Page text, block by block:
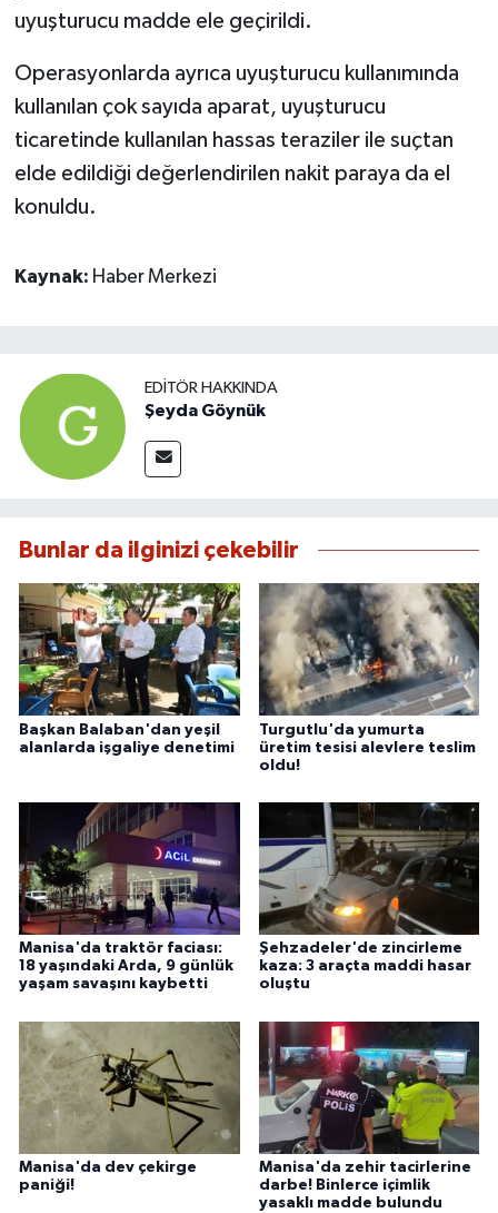
uyuşturucu madde ele geçirildi.
Operasyonlarda ayrıca uyuşturucu kullanımında
kullanılan çok sayıda aparat, uyuşturucu
ticaretinde kullanılan hassas teraziler ile suçtan
elde edildiği değerlendirilen nakit paraya da el
konuldu.
Kaynak: Haber Merkezi
EDITÖR HAKKINDA
Şeyda Göynük
Bunlar da ilginizi çekebilir
Başkan Balaban'dan yeşil
alanlarda işgaliye denetimi
Turgutlu'da yumurta
üretim tesisi alevlere teslim
oldu!
Manisa'da traktör faciası:
18 yaşındaki Arda, 9 günlük
yaşam savaşını kaybetti
Şehzadeler'de zincirleme
kaza: 3 araçta maddi hasar
oluştu
Manisa'da dev çekirge
paniği!
Manisa'da zehir tacirlerine
darbe! Binlerce içimlik
yasaklı madde bulundu